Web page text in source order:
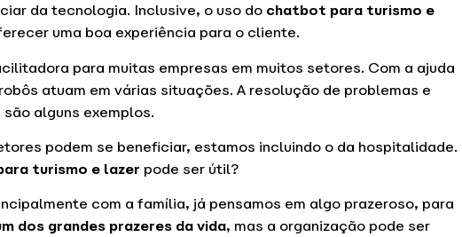
da tecnologia. Inclusive, o uso do chatbot para turismo e
uma boa experiência para o cliente.
para muitas empresas em muitos setores. Com a ajuda
atuam em várias situações. A resolução de problemas e
alguns exemplos.
podem se beneficiar, estamos incluindo o da hospitalidade.
turismo e lazer pode ser útil?
com a família, já pensamos em algo prazeroso, para
dos grandes prazeres da vida, mas a organização pode ser